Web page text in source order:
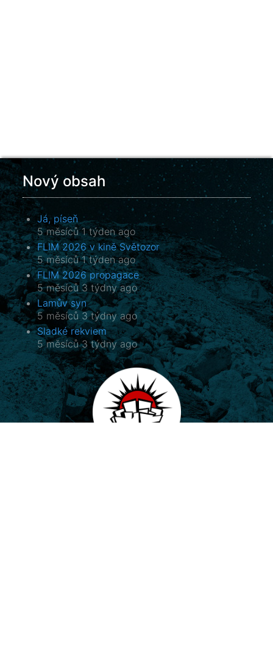
Nový obsah
Já, píseň
5 měsíců 1 týden ago
FLIM 2026 v kině Světozor
5 měsíců 1 týden ago
FLIM 2026 propagace
5 měsíců 3 týdny ago
Lamův syn
5 měsíců 3 týdny ago
Sladké rekviem
5 měsíců 3 týdny ago